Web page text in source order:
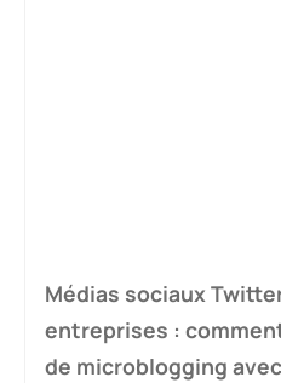
Médias sociaux
entreprises :
de microblogging